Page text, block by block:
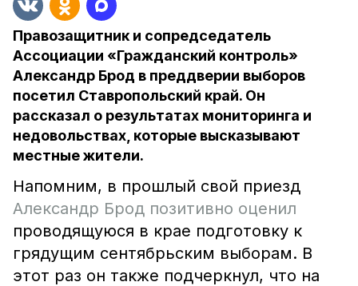
Правозащитник и сопредседатель
Ассоциации «Гражданский контроль»
Александр Брод в преддверии выборов
посетил Ставропольский край. Он
рассказал о результатах мониторинга и
недовольствах, которые высказывают
местные жители.
Напомним, в прошлый свой приезд
Александр Брод позитивно оценил
проводящуюся в крае подготовку к
грядущим сентябрьским выборам. В
этот раз он также подчеркнул, что на